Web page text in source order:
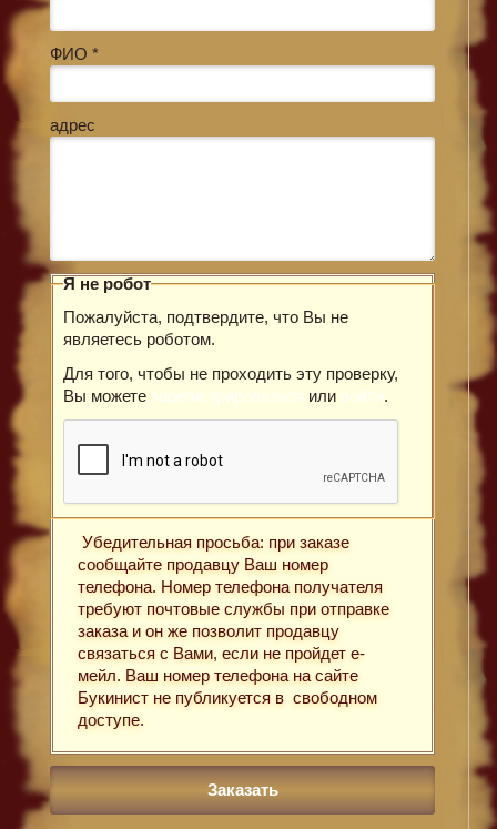
ФИО *
адрес
Я не робот
Пожалуйста, подтвердите, что Вы не
являетесь роботом.
Для того, чтобы не проходить эту проверку,
Вы можете зарегистрироваться или войти.
Убедительная просьба: при заказе
сообщайте продавцу Ваш номер
телефона. Номер телефона получателя
требуют почтовые службы при отправке
заказа и он же позволит продавцу
связаться с Вами, если не пройдет е-
мейл. Ваш номер телефона на сайте
Букинист не публикуется в свободном
доступе.